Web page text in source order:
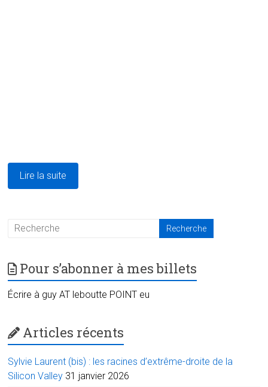
Lire la suite
Pour s’abonner à mes billets
Écrire à guy AT leboutte POINT eu
Articles récents
Sylvie Laurent (bis) : les racines d’extrême-droite de la
Silicon Valley 31 janvier 2026